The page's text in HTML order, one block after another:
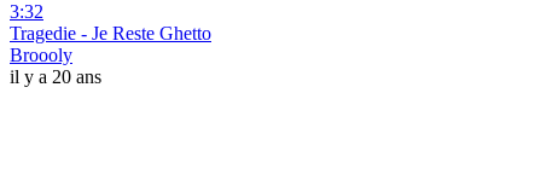
3:32
Tragedie - Je Reste Ghetto
Broooly
il y a 20 ans